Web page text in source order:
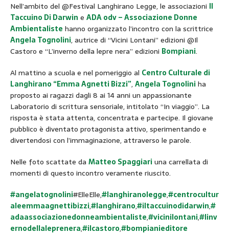
Nell’ambito del @Festival Langhirano Legge, le associazioni Il
Taccuino Di Darwin e ADA odv – Associazione Donne
Ambientaliste hanno organizzato l’incontro con la scrittrice
Angela Tognolini, autrice di “Vicini Lontani” edizioni @Il
Castoro e “L’inverno della lepre nera” edizioni Bompiani.
Al mattino a scuola e nel pomeriggio al Centro Culturale di
Langhirano “Emma Agnetti Bizzi”,Angela Tognoliniha
proposto ai ragazzi dagli 8 ai 14 anni un appassionante
Laboratorio di scrittura sensoriale, intitolato “In viaggio”. La
risposta è stata attenta, concentrata e partecipe. Il giovane
pubblico è diventato protagonista attivo, sperimentando e
divertendosi con l’immaginazione, attraverso le parole.
Nelle foto scattate da Matteo Spaggiariuna carrellata di
momenti di questo incontro veramente riuscito.
#angelatognolini#ElleElle,#langhiranolegge,#centrocultur
aleemmaagnettibizzi,#langhirano,#iltaccuinodidarwin,#
adaassociazionedonneambientaliste,#vicinilontani,#linv
ernodellaleprenera,#ilcastoro,#bompianieditore